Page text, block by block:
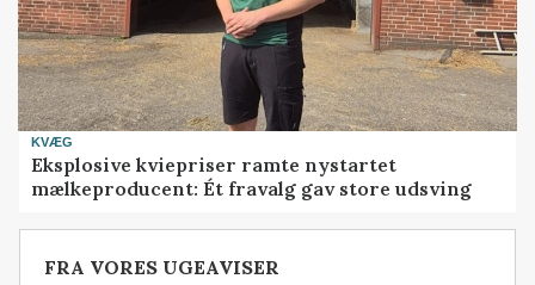
KVÆG
Eksplosive kviepriser ramte nystartet
mælkeproducent: Ét fravalg gav store udsving
FRA VORES UGEAVISER